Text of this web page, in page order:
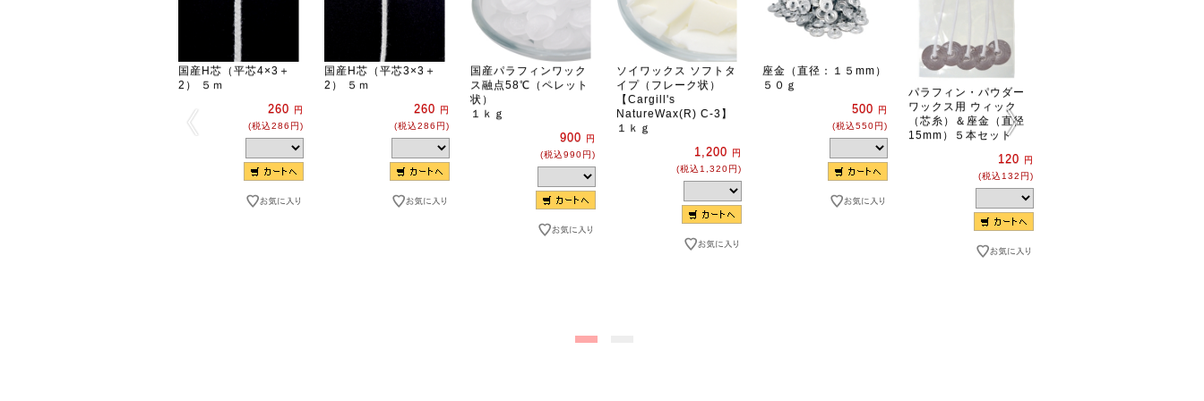
国産H芯（平芯4×3＋
2） ５ｍ
260
円
(税込286円)
国産H芯（平芯3×3＋
2） ５ｍ
260
円
(税込286円)
国産パラフィンワック
ス融点58℃（ペレット
状）
１ｋｇ
900
円
(税込990円)
ソイワックス ソフトタ
イプ（フレーク状）
【Cargill's
NatureWax(R) C-3】
１ｋｇ
1,200
円
(税込1,320円)
座金（直径：１５mm）
５０ｇ
500
円
(税込550円)
パラフィン・パウダー
ワックス用 ウィック
（芯糸）＆座金（直径
15mm）５本セット
120
円
(税込132円)